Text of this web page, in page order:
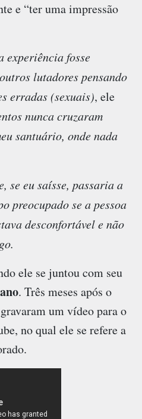
e “ter uma impressão
experiência fosse
lutadores pensando
erradas (sexuais), ele
nunca cruzaram
santuário, onde nada
se eu saísse, passaria a
preocupado se a pessoa
desconfortável e não
ele se juntou com seu
. Três meses após o
um vídeo para o
no qual ele se refere a